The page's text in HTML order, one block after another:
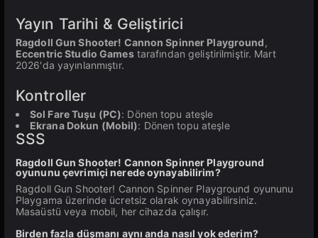
Yayın Tarihi & Geliştirici
Ragdoll Gun Shooter! Cannon Spinner Playground,
Eccentric Studio Gamestarafından geliştirilmiştir. Mart
2026'da yayınlanmıştır.
Kontroller
Sol Fare Tuşu (PC): Dönen topu ateşle
Ekrana Dokun (Mobil): Dönen topu ateşle
SSS
Ragdoll Gun Shooter! Cannon Spinner Playground
oyununu çevrimiçi nerede oynayabilirim?
Ragdoll Gun Shooter! Cannon Spinner Playground oyununu
Playgama üzerinde ücretsiz olarak oynayabilirsiniz.
Masaüstü veya mobil, her cihazda çalışır.
Birden fazla düşmanı aynı anda nasıl yok ederim?